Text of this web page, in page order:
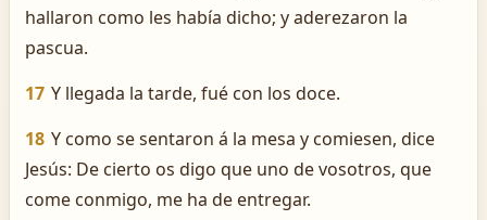
hallaron como les había dicho; y aderezaron la
pascua.
17 Y llegada la tarde, fué con los doce.
18 Y como se sentaron á la mesa y comiesen, dice
Jesús: De cierto os digo que uno de vosotros, que
come conmigo, me ha de entregar.